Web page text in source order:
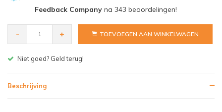
Feedback Companyna 343 beoordelingen!
- + TOEVOEGEN AAN WINKELWAGEN
Gratis bezorgen v.a. € 150,- (NL)
Beschrijving